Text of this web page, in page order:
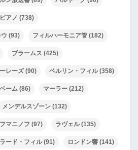
ピアノ (738)
(93) フィルハーモニア管 (182)
ブラームス (425)
レーズ(90) ベルリン・フィル(358)
ベーム (86) マーラー (212)
メンデルスゾーン (132)
マニノフ (97) ラヴェル(135)
ード・フィル(91) ロンドン響 (141)